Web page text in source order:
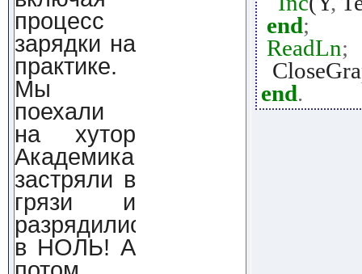
процесс
зарядки на
практике.
Мы
поехали
на хутор
Академика,
застряли в
грязи и
разрядились
в НОЛЬ! А
end;
ReadLn;
end.